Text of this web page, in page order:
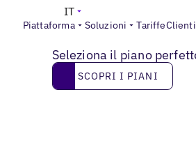
Piattaforma Soluzioni TariffeClienti
IT
PREZZI
Seleziona il piano
SCOPRI I PIANI
SCOPRI I PIANI